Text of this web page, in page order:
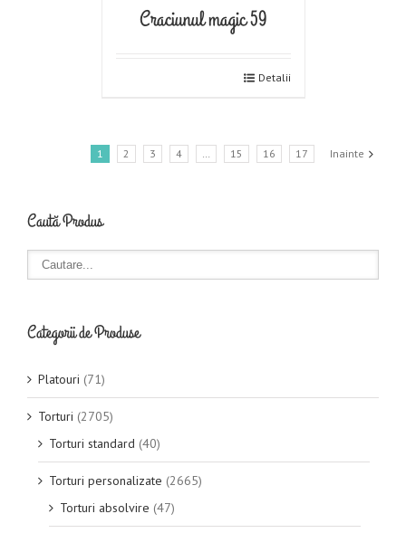
Craciunul magic 59
Detalii
1 2 3 4 … 15 16 17 Inainte
Caută Produs
Categorii de Produse
Platouri (71)
Torturi (2705)
Torturi standard (40)
Torturi personalizate (2665)
Torturi absolvire (47)